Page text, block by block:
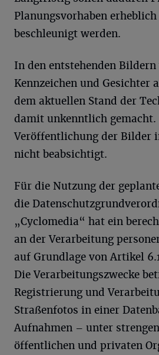
Planungsvorhaben
beschleunigt werden.
In den entstehenden
Kennzeichen und Gesichter
dem aktuellen Stand der
damit unkenntlich gemacht.
Veröffentlichung der Bilder
nicht beabsichtigt.
Für die Nutzung der
die
„Cyclomedia“ hat ein
an der Verarbeitung
auf Grundlage von Artikel
Die Verarbeitungszwecke
Registrierung und
Straßenfotos in einer
Aufnahmen – unter
öffentlichen und privaten